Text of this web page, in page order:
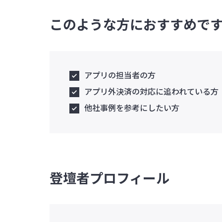
このような方におすすめで
アプリの担当者の方
アプリ外決済の対応に追われている方
他社事例を参考にしたい方
登壇者プロフィール